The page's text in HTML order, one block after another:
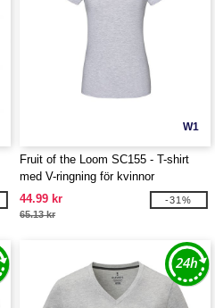
W1
Fruit of the Loom SC155 - T-shirt
med V-ringning för kvinnor
44.99 kr
65.13 kr
-31%